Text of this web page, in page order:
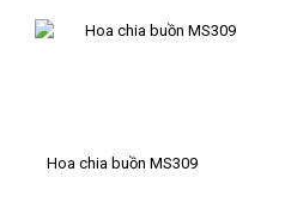
Hoa chia buồn MS309